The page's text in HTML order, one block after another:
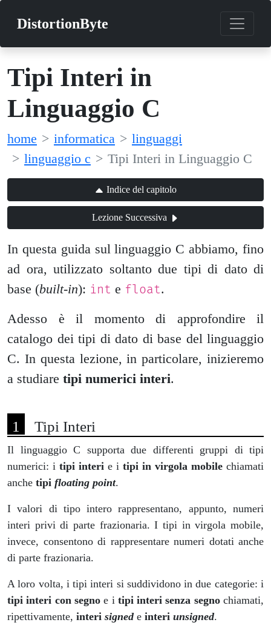
DistortionByte
Tipi Interi in
Linguaggio C
home informatica
linguaggi
linguaggio c
Tipi Interi in Linguaggio C
Indice del capitolo
Lezione Successiva
In questa guida sul linguaggio C abbiamo, fino
ad ora, utilizzato soltanto due tipi di dato di
base (built-in): int e float.
Adesso è il momento di approfondire il
catalogo dei tipi di dato di base del linguaggio
C. In questa lezione, in particolare, inizieremo
a studiare tipi numerici interi.
Tipi Interi
Il linguaggio C supporta due differenti gruppi di tipi
numerici: i tipi interi e i tipi in virgola mobile chiamati
anche tipi floating point.
I valori di tipo intero rappresentano, appunto, numeri
interi privi di parte frazionaria. I tipi in virgola mobile,
invece, consentono di rappresentare numeri dotati anche
di parte frazionaria.
A loro volta, i tipi interi si suddividono in due categorie: i
tipi interi con segnoe i tipi interi senza segnochiamati,
ripettivamente, interi signede interi unsigned.